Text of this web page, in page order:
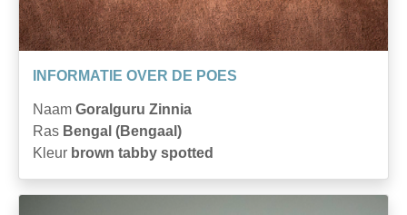
INFORMATIE OVER DE POES
Naam Goralguru Zinnia
Ras Bengal (Bengaal)
Kleur brown tabby spotted